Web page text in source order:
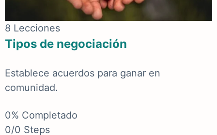
8 Lecciones
Tipos de negociación
Establece acuerdos para ganar en
comunidad.
0% Completado
0/0 Steps